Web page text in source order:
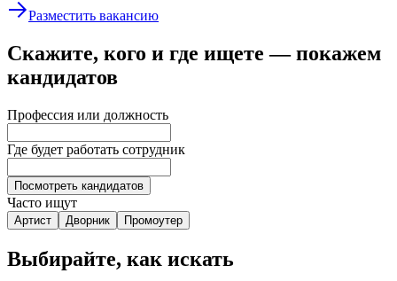
Разместить вакансию
Скажите, кого и где ищете — покажем
кандидатов
Профессия или должность
Где будет работать сотрудник
Посмотреть кандидатов
Часто ищут
Артист Дворник Промоутер
Выбирайте, как искать